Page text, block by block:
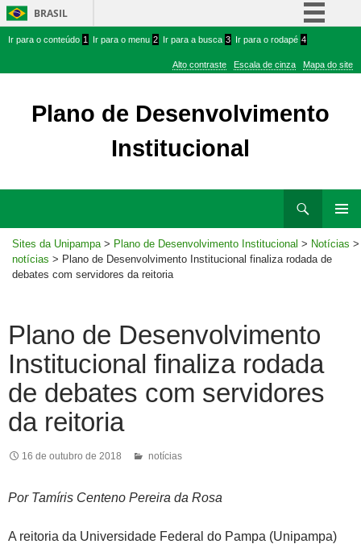
BRASIL
Simplifique!
Comunica BR
Acesso à informação
Legislação
conteúdo
menu
Ir para o conteúdo 1 Ir para o menu 2 Ir para a busca 3 Ir para o rodapé 4
Alto contraste Escala de cinza Mapa do site
Plano de Desenvolvimento
Institucional
rodapé
Sites da Unipampa > Plano de Desenvolvimento Institucional > Notícias >
notícias > Plano de Desenvolvimento Institucional finaliza rodada de
debates com servidores da reitoria
Plano de Desenvolvimento
Institucional finaliza rodada
de debates com servidores
da reitoria
16 de outubro de 2018 notícias
Por Tamíris Centeno Pereira da Rosa
A reitoria da Universidade Federal do Pampa (Unipampa)